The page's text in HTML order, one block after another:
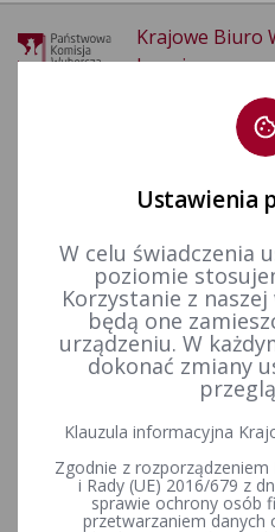
Krajowe Biuro
Legnicy
Konkurs „Wybieram Wybory” III edycja
Za nami finał III edycji
Do tegorocznej, trzeciej już edycji
zgłosiło się 7158 uczniów z 671
Polsce. Dziś poznaliśmy nazwiska
Ustawienia
W celu świadczenia
poziomie
Korzystanie z
będą one
urządzeniu. W
dokonać zmiany
Klauzula informacyjna
Zgodnie z
i Rady (UE) 2016/679 z
sprawie ochrony osób
przetwarzaniem danych